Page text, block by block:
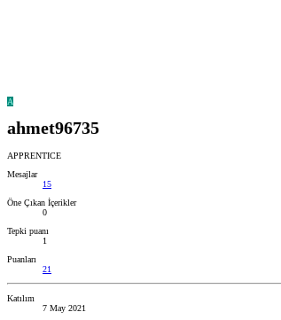
A
ahmet96735
APPRENTICE
Mesajlar
15
Öne Çıkan İçerikler
0
Tepki puanı
1
Puanları
21
Katılım
7 May 2021